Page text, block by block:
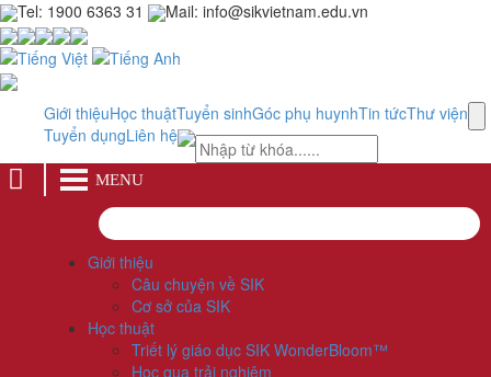
Tel: 1900 6363 31 Mail: info@sikvietnam.edu.vn
Giới thiệuHọc thuậtTuyển sinhGóc phụ huynhTin tứcThư viện
Tuyển dụngLiên hệ
MENU
Giới thiệu
Câu chuyện về SIK
Cơ sở của SIK
Học thuật
Triết lý giáo dục SIK WonderBloom™
Học qua trải nghiệm